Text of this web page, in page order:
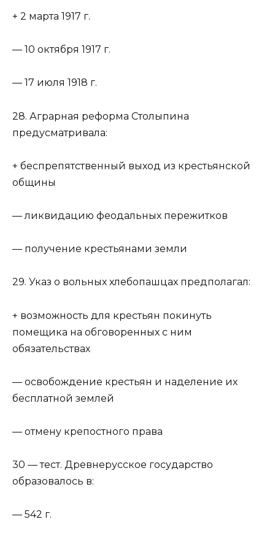
+ 2 марта 1917 г.
— 10 октября 1917 г.
— 17 июля 1918 г.
28. Аграрная реформа Столыпина
предусматривала:
+ беспрепятственный выход из крестьянской
общины
— ликвидацию феодальных пережитков
— получение крестьянами земли
29. Указ о вольных хлебопашцах предполагал:
+ возможность для крестьян покинуть
помещика на обговоренных с ним
обязательствах
— освобождение крестьян и наделение их
бесплатной землей
— отмену крепостного права
30 — тест. Древнерусское государство
образовалось в:
— 542 г.